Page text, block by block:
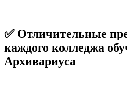
✅ Отличительные
каждого колледжа
Архивариуса